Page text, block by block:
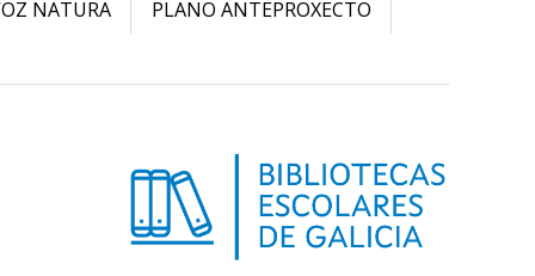
NATURA
PLANO ANTEPROXECTO